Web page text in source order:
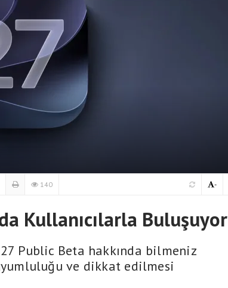
140 -
Kullanıcılarla Buluşuyor
27 Public Beta hakkında bilmeniz
ve dikkat edilmesi